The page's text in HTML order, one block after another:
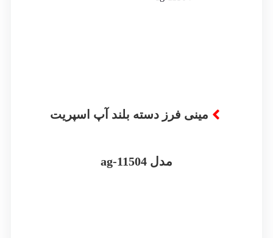
مینی فرز دسته بلند آپ اسپریت
مدل ag-11504